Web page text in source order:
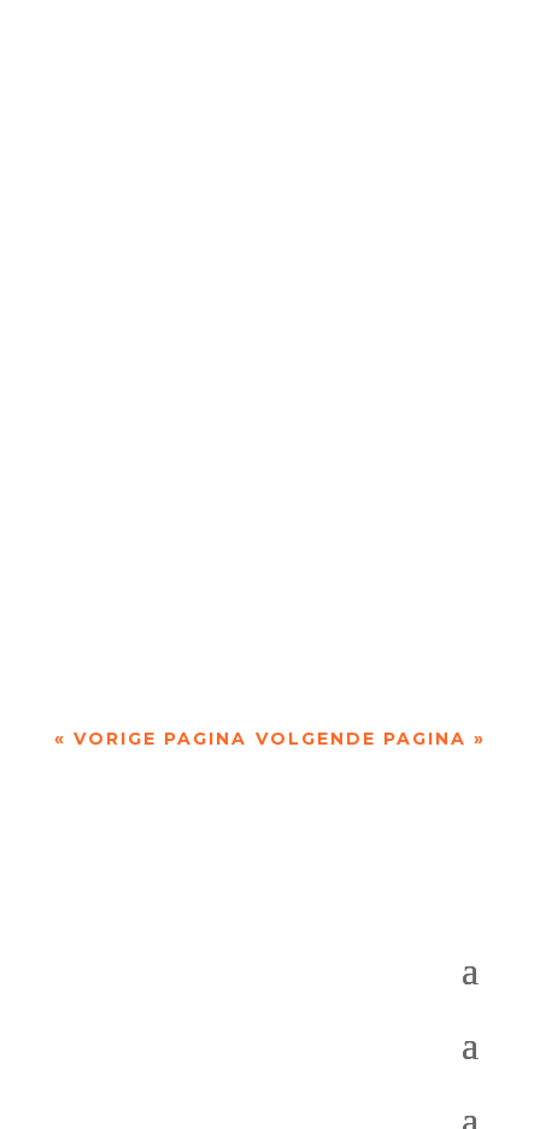
« VORIGE PAGINA VOLGENDE PAGINA »